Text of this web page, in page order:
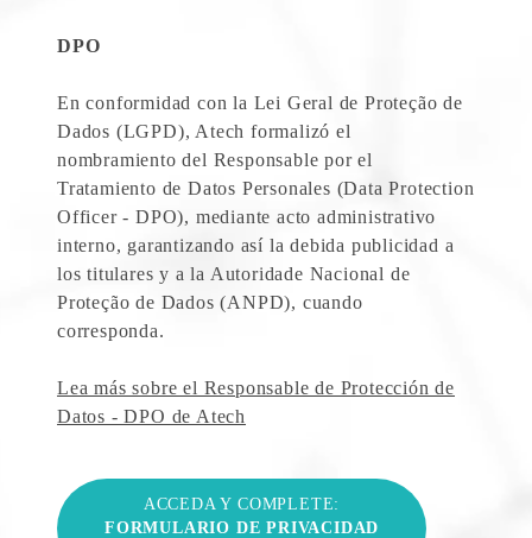
DPO
En conformidad con la Lei Geral de Proteção de
Dados (LGPD), Atech formalizó el
nombramiento del Responsable por el
Tratamiento de Datos Personales (Data Protection
Officer - DPO), mediante acto administrativo
interno, garantizando así la debida publicidad a
los titulares y a la Autoridade Nacional de
Proteção de Dados (ANPD), cuando
corresponda.
Lea más sobre el Responsable de Protección de
Datos - DPO de Atech
ACCEDA Y COMPLETE:
FORMULARIO DE PRIVACIDAD